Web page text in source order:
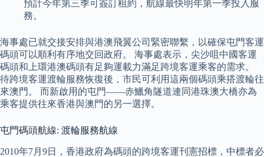
預計今年第三季可簽訂租約，航線最快明年第一季投入服
務。
海事處已就交接安排與港澳飛翼公司緊密聯繫，以確保屯門客運
碼頭可以順利有序地交回政府。 海事處表示，尖沙咀中國客運
碼頭和上環港澳碼頭有足夠運載力滿足跨境客運乘客的需求。
待跨境客運渡輪服務恢復後，市民可利用這兩個碼頭乘搭渡輪往
來澳門。 而新啟用的屯門——赤鱲角隧道連同港珠澳大橋亦為
乘客提供往來香港與澳門的另一選擇。
屯門碼頭航線: 渡輪服務航線
2010年7月9日，香港政府為碼頭的跨境客運刊憲招標，中標者必